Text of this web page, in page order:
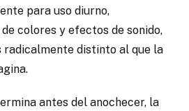
para uso diurno,
colores y efectos de sonido,
radicalmente distinto al que la
antes del anochecer, la